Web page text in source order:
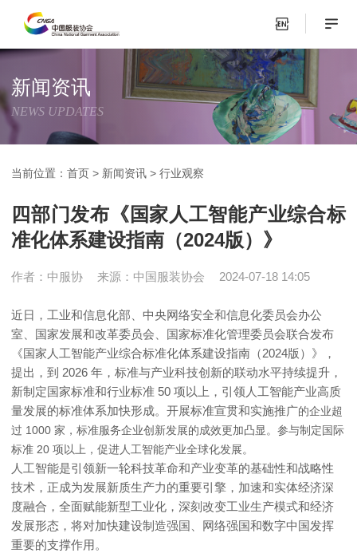
新闻资讯
NEWS UPDATES
当前位置：首页 > 新闻资讯 >行业观察
四部门发布《国家人工智能产业综合标
准化体系建设指南（2024版）》
作者：中服协 来源：中国服装协会 2024-07-18 14:05
近日，工业和信息化部、中央网络安全和信息化委员会办公
室、国家发展和改革委员会、国家标准化管理委员会联合发布
《国家人工智能产业综合标准化体系建设指南（2024版）》，
提出，到 2026 年，标准与产业科技创新的联动水平持续提升，
新制定国家标准和行业标准 50 项以上，引领人工智能产业高质
量发展的标准体系加快形成。开展标准宣贯和实施推广的企业超
过 1000 家，标准服务企业创新发展的成效更加凸显。参与制定国际
标准 20 项以上，促进人工智能产业全球化发展。
人工智能是引领新一轮科技革命和产业变革的基础性和战略性
技术，正成为发展新质生产力的重要引擎，加速和实体经济深
度融合，全面赋能新型工业化，深刻改变工业生产模式和经济
发展形态，将对加快建设制造强国、网络强国和数字中国发挥
重要的支撑作用。